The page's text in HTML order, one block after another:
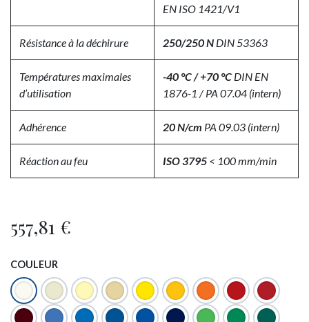
EN ISO 1421/V1
Résistance à la déchirure 250/250 N DIN 53363
Températures maximales
d’utilisation
-40 °C / +70 °C DIN EN
1876-1 / PA 07.04 (intern)
Adhérence 20 N/cm PA 09.03 (intern)
Réaction au feu ISO 3795 < 100 mm/min
557,81 €
COULEUR